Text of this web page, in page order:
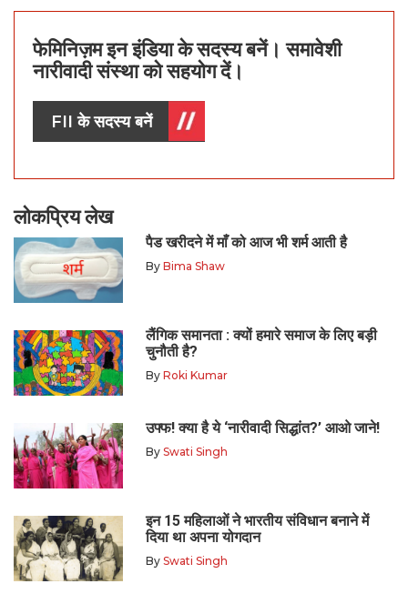
फेमिनिज़म इन इंडिया के सदस्य बनें। समावेशी
नारीवादी संस्था को सहयोग दें।
FII के सदस्य बनें
लोकप्रिय लेख
पैड खरीदने में माँ को आज भी शर्म आती है
By Bima Shaw
लैंगिक समानता : क्यों हमारे समाज के लिए बड़ी
चुनौती है?
By Roki Kumar
उफ्फ! क्या है ये ‘नारीवादी सिद्धांत?’ आओ जाने!
By Swati Singh
इन 15 महिलाओं ने भारतीय संविधान बनाने में
दिया था अपना योगदान
By Swati Singh